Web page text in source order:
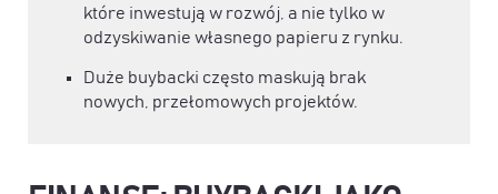
które inwestują w rozwój, a nie tylko w
odzyskiwanie własnego papieru z rynku.
Duże buybacki często maskują brak
nowych, przełomowych projektów.